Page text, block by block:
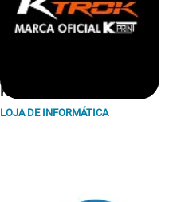
K Print Suprimentos Eireli.
LOJA DE INFORMÁTICA